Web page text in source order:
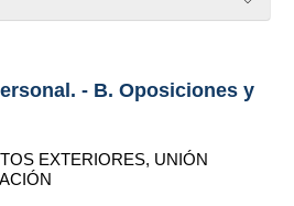
- B. Oposiciones y
EXTERIORES, UNIÓN